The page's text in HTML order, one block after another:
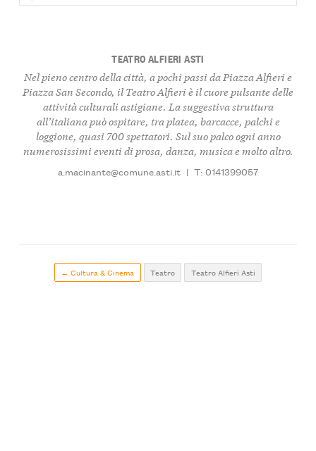
TEATRO ALFIERI ASTI
Nel pieno centro della città, a pochi passi da Piazza Alfieri e
Piazza San Secondo, il Teatro Alfieri è il cuore pulsante delle
attività culturali astigiane. La suggestiva struttura
all’italiana può ospitare, tra platea, barcacce, palchi e
loggione, quasi 700 spettatori. Sul suo palco ogni anno
numerosissimi eventi di prosa, danza, musica e molto altro.
a.macinante@comune.asti.it | T: 0141399057
← Cultura & Cinema Teatro Teatro Alfieri Asti